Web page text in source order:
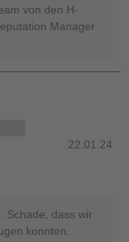
von den H-
Manager
22.01.24
Schade, dass wir
konnten.